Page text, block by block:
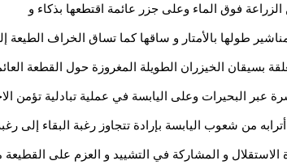
فوق الماء وعلى جزر عائمة اقتطعها بذكاء و
طولها بالأمتار و ساقها كما تساق الخراف الطيعة
بسيقان الخيزران الطويلة المغروزة حول القطعة
عبر البحيرات وعلى اليابسة في عملية تبادلية تؤمن
من شعوب اليابسة بإرادة تتجاوز رغبة البقاء إلى
الاستقلال و المشاركة في التشييد و العزم على